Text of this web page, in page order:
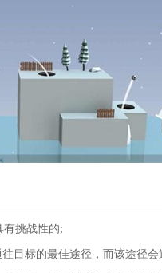
有挑战性的;
目标的最佳途径，而该途径